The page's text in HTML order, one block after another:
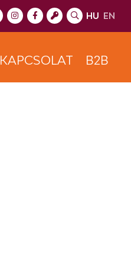
HU EN
KAPCSOLAT B2B